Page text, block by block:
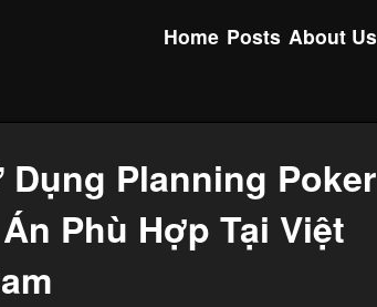
Home Posts About Us
Planning Poker
Phù Hợp Tại Việt